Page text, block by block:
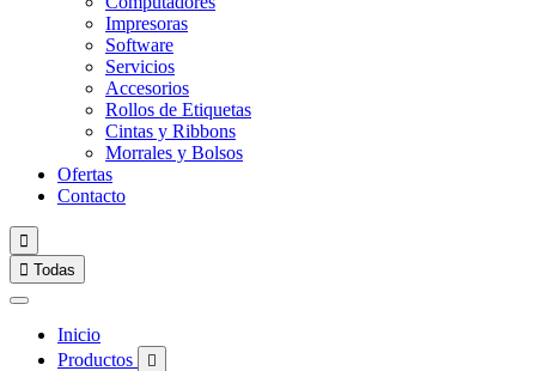
Impresoras
Software
Servicios
Accesorios
Rollos de Etiquetas
Cintas y Ribbons
Morrales y Bolsos
Ofertas
Contacto

 Todas
Inicio
Productos
